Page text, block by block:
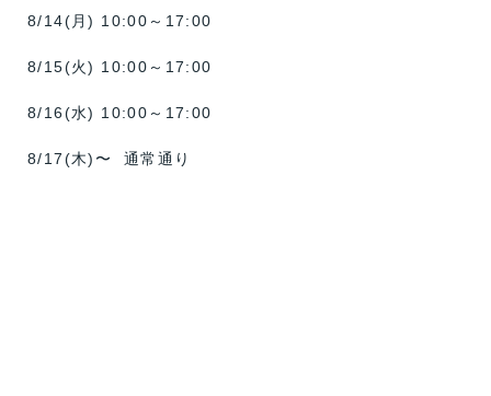
8/14(月) 10:00～17:00
8/15(火) 10:00～17:00
8/16(水) 10:00～17:00
8/17(木)〜 通常通り